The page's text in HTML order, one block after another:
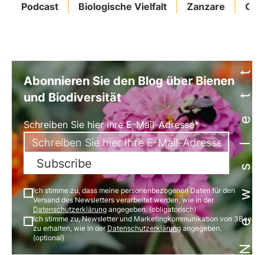
Podcast Biologische Vielfalt Zanzare Newsletter
Abonnieren Sie den Blog über Bienen
und Biodiversität
Schreiben Sie hier Ihre E-Mail-Adresse*
Subscribe
Ich stimme zu, dass meine personenbezogenen Daten für den
Versand des Newsletters verarbeitet werden, wie in der
Datenschutzerklärung angegeben. (obligatorisch)
Ich stimme zu, Newsletter und Marketingkommunikation von 3Bee
zu erhalten, wie in derDatenschutzerklärungangegeben.
(optional)